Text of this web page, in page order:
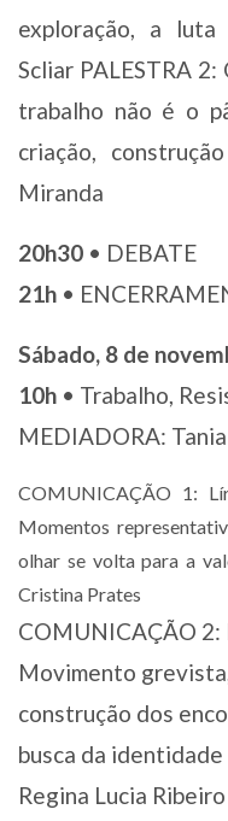
exploração, a
Scliar PALESTRA
trabalho não é o
criação,
Miranda
20h30 • DEBATE
21h •
Sábado, 8 de
10h • Trabalho,
MEDIADORA:
COMUNICAÇÃO 1:
Momentos
olhar se volta para a
Cristina Prates
COMUNICAÇÃO
Movimento
construção dos
busca da
Regina Lucia